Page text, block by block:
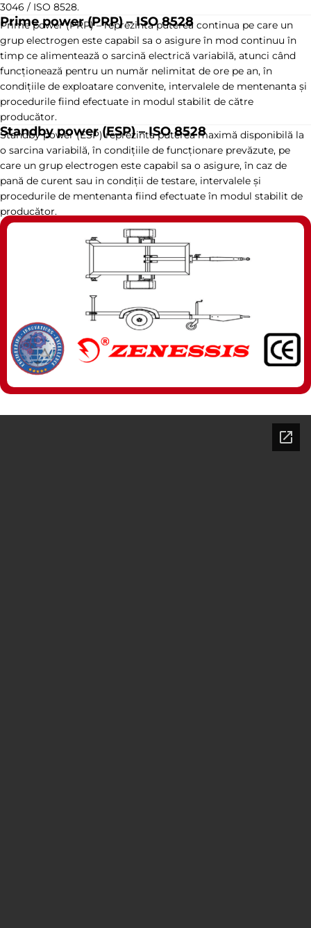
3046 / ISO 8528.
Prime power (PRP) – ISO 8528
Prime power (PRP) – reprezinta puterea continua pe care un
grup electrogen este capabil sa o asigure în mod continuu în
timp ce alimentează o sarcină electrică variabilă, atunci când
funcționează pentru un număr nelimitat de ore pe an, în
condițiile de exploatare convenite, intervalele de mentenanta și
procedurile fiind efectuate in modul stabilit de către
producător.
Standby power (ESP) – ISO 8528
Standby power (ESP) reprezinta puterea maximă disponibilă la
o sarcina variabilă, în condițiile de funcționare prevăzute, pe
care un grup electrogen este capabil sa o asigure, în caz de
pană de curent sau in condiții de testare, intervalele și
procedurile de mentenanta fiind efectuate în modul stabilit de
producător.